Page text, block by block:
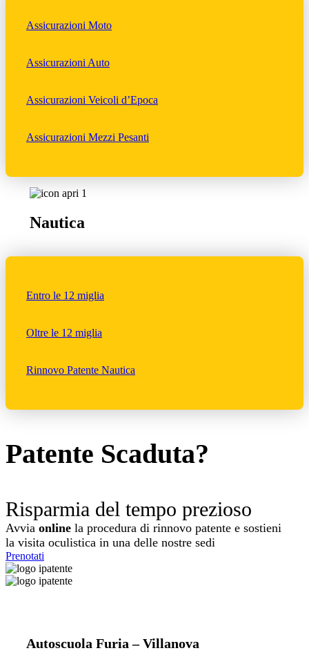
Assicurazioni Moto
Assicurazioni Auto
Assicurazioni Veicoli d’Epoca
Assicurazioni Mezzi Pesanti
Nautica
Entro le 12 miglia
Oltre le 12 miglia
Rinnovo Patente Nautica
Patente Scaduta?
Risparmia del tempo prezioso
Avvia online la procedura di rinnovo patente e sostieni
la visita oculistica in una delle nostre sedi
Prenotati
Autoscuola Furia – Villanova